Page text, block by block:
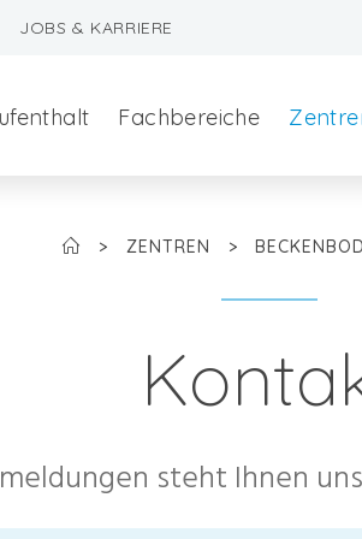
JOBS & KARRIERE
Fachbereiche
> ZENTREN >
steht Ihnen